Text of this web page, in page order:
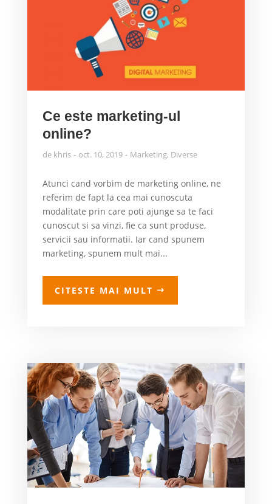
Ce este marketing-ul
online?
de khris oct. 10, 2019 Marketing, Diverse
Atunci cand vorbim de marketing online, ne
referim de fapt la cea mai cunoscuta
modalitate prin care poti ajunge sa te faci
cunoscut si sa vinzi, fie ca sunt produse,
servicii sau informatii. Iar cand spunem
marketing, spunem mult mai...
CITESTE MAI MULT